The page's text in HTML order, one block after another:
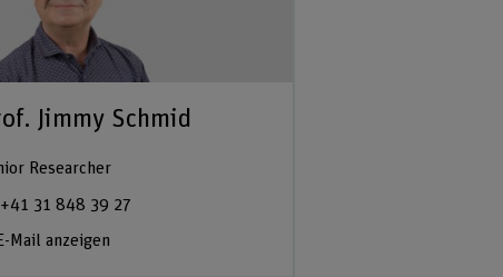
Jimmy Schmid
Researcher
+41 31 848 39 27
E-Mail anzeigen